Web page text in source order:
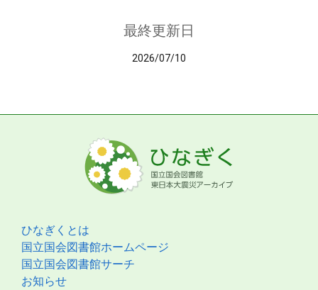
最終更新日
2026/07/10
ひなぎくとは
国立国会図書館ホームページ
国立国会図書館サーチ
お知らせ